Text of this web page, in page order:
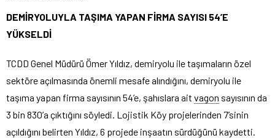
DEMİRYOLUYLA TAŞIMA YAPAN FİRMA SAYISI 54’E
YÜKSELDİ
TCDD Genel Müdürü Ömer Yıldız, demiryolu ile taşımaların özel
sektöre açılmasında önemli mesafe alındığını, demiryolu ile
taşıma yapan firma sayısının 54’e, şahıslara ait vagon sayısının da
3 bin 830’a çıktığını söyledi. Lojistik Köy projelerinden 7’sinin
açıldığını belirten Yıldız, 6 projede inşaatın sürdüğünü kaydetti.